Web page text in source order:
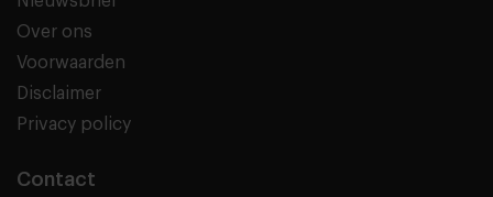
Over ons
Voorwaarden
Disclaimer
Privacy policy
Contact